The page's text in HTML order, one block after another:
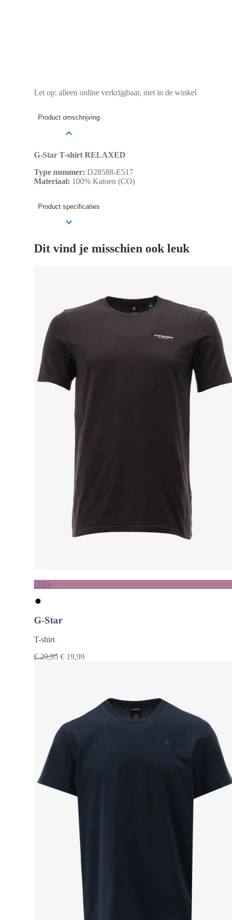
Let op: alleen online verkrijgbaar, niet in de winkel
Product omschrijving
G-Star T-shirt RELAXED
Type nummer: D28588-E517
Materiaal: 100% Katoen (CO)
Product specificaties
Dit vind je misschien ook leuk
-33%
G-Star
T-shirt
€29,95 €19,99